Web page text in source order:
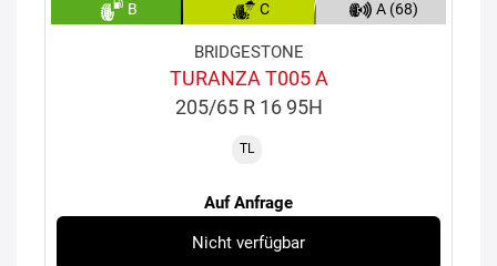
B C A (68)
BRIDGESTONE
TURANZA T005 A
205/65 R 16 95H
TL
Auf Anfrage
Nicht verfügbar